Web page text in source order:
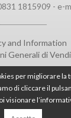
1815909 - e-
and Information
Generali di
per migliorare la
di cliccare il
visionare